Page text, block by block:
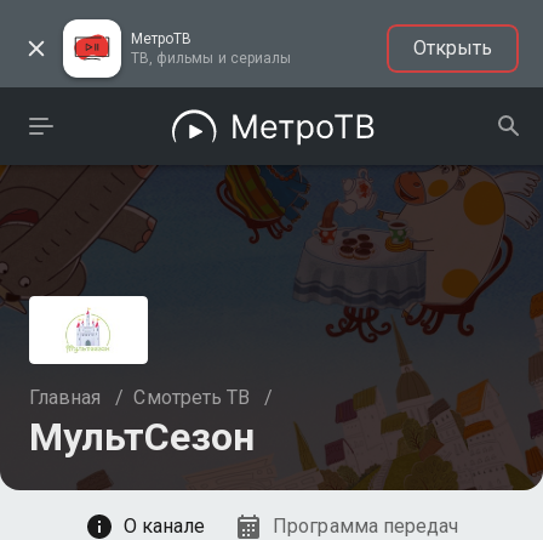
МетроТВ
ТВ, фильмы и сериалы
Открыть
Главная / Смотреть ТВ /
МультСезонСмотреть
О канале Программа передач